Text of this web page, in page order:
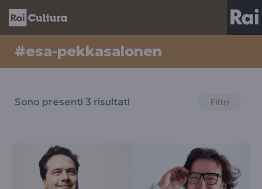
#esa-pekkasalonen
il
pekkasalonen
Sono presenti 3 risultati Filtri